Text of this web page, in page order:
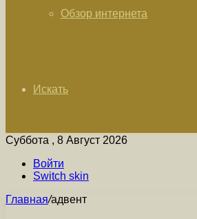
Обзор интернета
Искать
Суббота , 8 Август 2026
Войти
Switch skin
Главная/адвент